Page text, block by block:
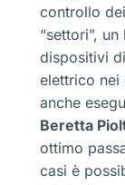
controllo
“settori”,
dispositivi
elettrico nei
anche
Beretta
ottimo
casi è